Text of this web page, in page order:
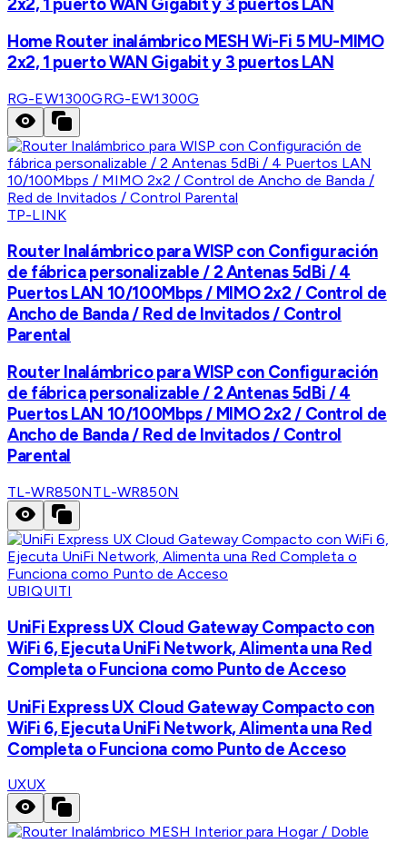
Home Router inalámbrico MESH Wi-Fi 5 MU-MIMO
2x2, 1 puerto WAN Gigabit y 3 puertos LAN
RG-EW1300GRG-EW1300G
TP-LINK
Router Inalámbrico para WISP con Configuración
de fábrica personalizable / 2 Antenas 5dBi / 4
Puertos LAN 10/100Mbps / MIMO 2x2 / Control de
Ancho de Banda / Red de Invitados / Control
Parental
Router Inalámbrico para WISP con Configuración
de fábrica personalizable / 2 Antenas 5dBi / 4
Puertos LAN 10/100Mbps / MIMO 2x2 / Control de
Ancho de Banda / Red de Invitados / Control
Parental
TL-WR850NTL-WR850N
UBIQUITI
UniFi Express UX Cloud Gateway Compacto con
WiFi 6, Ejecuta UniFi Network, Alimenta una Red
Completa o Funciona como Punto de Acceso
UniFi Express UX Cloud Gateway Compacto con
WiFi 6, Ejecuta UniFi Network, Alimenta una Red
Completa o Funciona como Punto de Acceso
UXUX